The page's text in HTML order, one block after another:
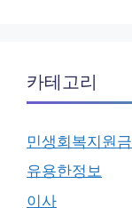
카테고리
민생회복지원금
유용한정보
이사